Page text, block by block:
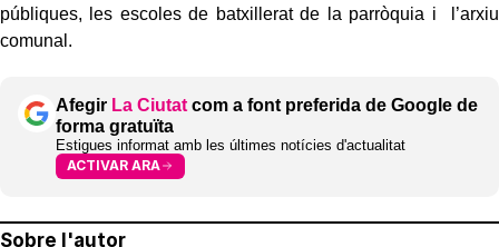
públiques, les escoles de batxillerat de la parròquia i l’arxiu
comunal.
Afegir La Ciutat com a font preferida de Google de
forma gratuïta
Estigues informat amb les últimes notícies d'actualitat
ACTIVAR ARA
Sobre l'autor